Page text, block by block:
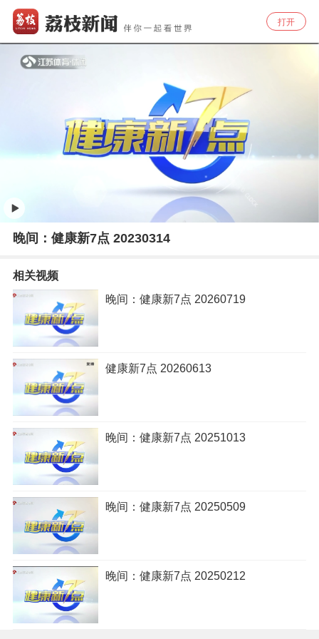
打开
晚间：健康新7点 20230314
相关视频
晚间：健康新7点 20260719
健康新7点 20260613
晚间：健康新7点 20251013
晚间：健康新7点 20250509
晚间：健康新7点 20250212